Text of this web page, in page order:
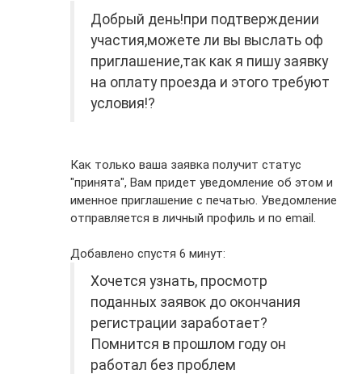
Добрый день!при подтверждении
участия,можете ли вы выслать оф
приглашение,так как я пишу заявку
на оплату проезда и этого требуют
условия!?
Как только ваша заявка получит статус
"принята", Вам придет уведомление об этом и
именное приглашение с печатью. Уведомление
отправляется в личный профиль и по email.
Добавлено спустя 6 минут:
Хочется узнать, просмотр
поданных заявок до окончания
регистрации заработает?
Помнится в прошлом году он
работал без проблем